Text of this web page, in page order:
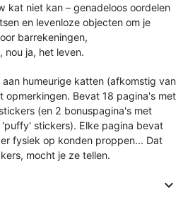
kat niet kan – genadeloos oordelen
en levenloze objecten om je
barrekeningen,
nou ja, het leven.
humeurige katten (afkomstig van
opmerkingen. Bevat 18 pagina's met
(en 2 bonuspagina's met
stickers). Elke pagina bevat
fysiek op konden proppen... Dat
mocht je ze tellen.
